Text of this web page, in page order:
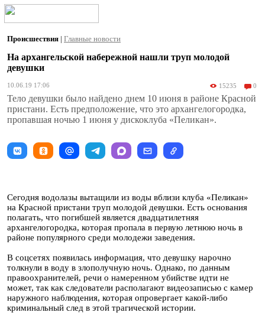
Происшествия | Главные новости
На архангельской набережной нашли труп молодой
девушки
10.06.19 17:06 15235 0
Тело девушки было найдено днем 10 июня в районе Красной
пристани. Есть предположение, что это архангелогородка,
пропавшая ночью 1 июня у дискоклуба «Пеликан».
Сегодня водолазы вытащили из воды вблизи клуба «Пеликан»
на Красной пристани труп молодой девушки. Есть основания
полагать, что погибшей является двадцатилетняя
архангелогородка, которая пропала в первую летнюю ночь в
районе популярного среди молодежи заведения.
В соцсетях появилась информация, что девушку нарочно
толкнули в воду в злополучную ночь. Однако, по данным
правоохранителей, речи о намеренном убийстве идти не
может, так как следователи располагают видеозаписью с камер
наружного наблюдения, которая опровергает какой-либо
криминальный след в этой трагической истории.